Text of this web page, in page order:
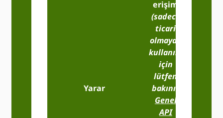
Yarar
erişim
(sadece
ticari
olmayan
kullanım
için
lütfen
bakınız
Genel
API